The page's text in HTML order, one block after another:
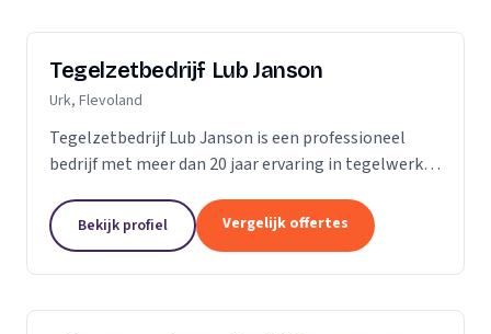
Tegelzetbedrijf Lub Janson
Urk, Flevoland
Tegelzetbedrijf Lub Janson is een professioneel
bedrijf met meer dan 20 jaar ervaring in tegelwerk.
Bekijk profiel Vergelijk offertes